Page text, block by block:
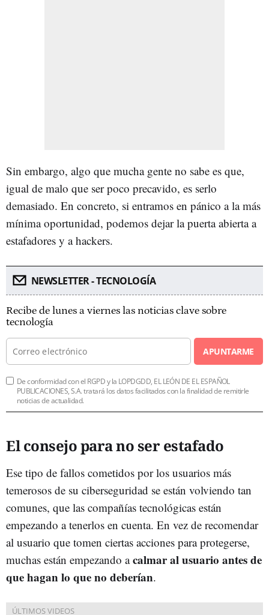
Sin embargo, algo que mucha gente no sabe es que,
igual de malo que ser poco precavido, es serlo
demasiado. En concreto, si entramos en pánico a la más
mínima oportunidad, podemos dejar la puerta abierta a
estafadores y a hackers.
NEWSLETTER - TECNOLOGÍA
Recibe de lunes a viernes las noticias clave sobre
tecnología
APUNTARME
De conformidad con el RGPD y la LOPDGDD, EL LEÓN DE EL ESPAÑOL
PUBLICACIONES, S.A. tratará los datos facilitados con la finalidad de remitirle
noticias de actualidad.
El consejo para no ser estafado
Ese tipo de fallos cometidos por los usuarios más
temerosos de su ciberseguridad se están volviendo tan
comunes, que las compañías tecnológicas están
empezando a tenerlos en cuenta. En vez de recomendar
al usuario que tomen ciertas acciones para protegerse,
muchas están empezando acalmar al usuario antes de
que hagan lo que no deberían.